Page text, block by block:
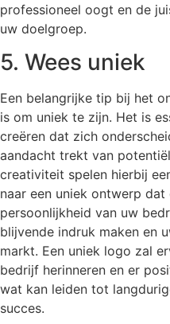
professioneel oogt en de
uw doelgroep.
5. Wees uniek
Een belangrijke tip bij het
is om uniek te zijn. Het is
creëren dat zich
aandacht trekt van
creativiteit spelen hierbij
naar een uniek ontwerp
persoonlijkheid van uw
blijvende indruk maken en
markt. Een uniek logo zal
bedrijf herinneren en er
wat kan leiden tot
succes.